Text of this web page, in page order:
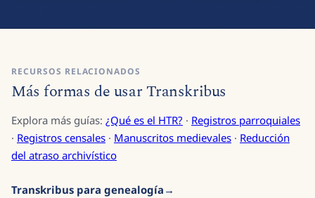
RECURSOS RELACIONADOS
Más formas de usar Transkribus
Explora más guías: ¿Qué es el HTR? · Registros parroquiales
· Registros censales · Manuscritos medievales · Reducción
del atraso archivístico
Transkribus para genealogía